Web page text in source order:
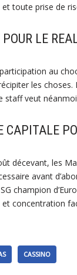
toute prise de
LE
au
les
staff veut
CAPITALE
décevant, les
avant
champion
concentration
CASSINO